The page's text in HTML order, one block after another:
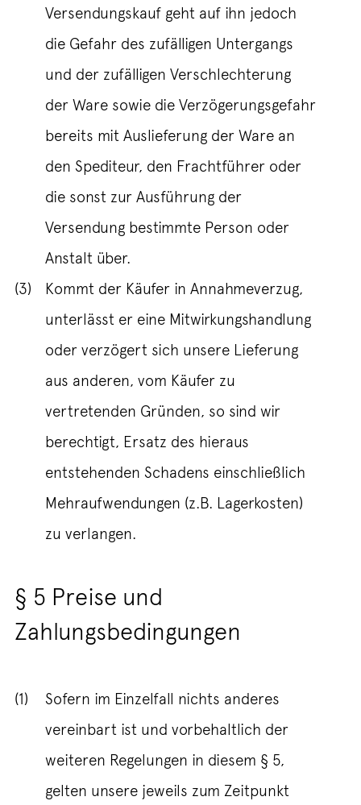
Versendungskauf geht auf ihn jedoch
die Gefahr des zufälligen Untergangs
und der zufälligen Verschlechterung
der Ware sowie die Verzögerungsgefahr
bereits mit Auslieferung der Ware an
den Spediteur, den Frachtführer oder
die sonst zur Ausführung der
Versendung bestimmte Person oder
Anstalt über.
(3)
Kommt der Käufer in Annahmeverzug,
unterlässt er eine Mitwirkungshandlung
oder verzögert sich unsere Lieferung
aus anderen, vom Käufer zu
vertretenden Gründen, so sind wir
berechtigt, Ersatz des hieraus
entstehenden Schadens einschließlich
Mehraufwendungen (z.B. Lagerkosten)
zu verlangen.
§ 5 Preise und
Zahlungsbedingungen
(1)
Sofern im Einzelfall nichts anderes
vereinbart ist und vorbehaltlich der
weiteren Regelungen in diesem § 5,
gelten unsere jeweils zum Zeitpunkt